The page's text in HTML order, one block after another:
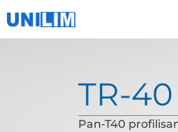
TR-40
Pan-T40